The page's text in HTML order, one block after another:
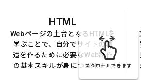
HTML
Webページの土台となるHTMLを
学ぶことで、自分でサイトの構
造を作るために必要なWeb制作
の基本スキルが身につきます。
スクロールできます